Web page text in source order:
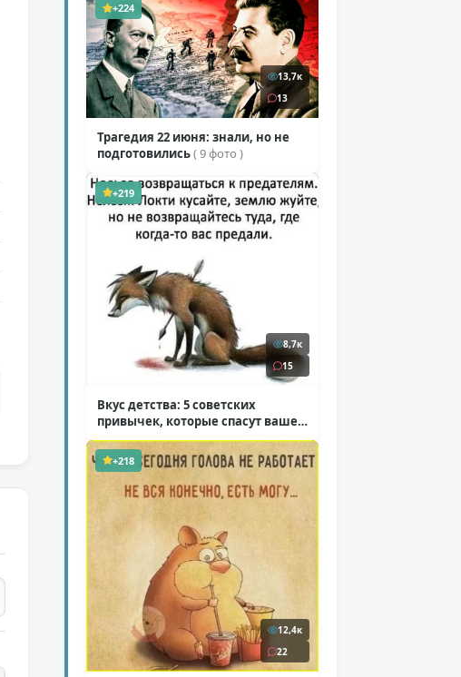
+224
13,7к
13
Трагедия 22 июня: знали, но не
подготовились( 9 фото )
+219
8,7к
15
Вкус детства: 5 советских
привычек, которые спасут ваше
здоровье( 2 фото )
+218
12,4к
22